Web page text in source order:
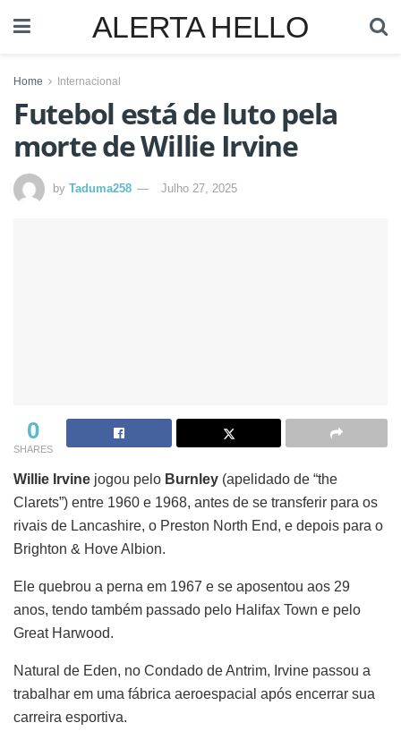
ALERTA HELLO
Home Internacional
Futebol está de luto pela
morte de Willie Irvine
by Taduma258 Julho 27, 2025
0
SHARES
Willie Irvine jogou pelo Burnley (apelidado de “the
Clarets”) entre 1960 e 1968, antes de se transferir para os
rivais de Lancashire, o Preston North End, e depois para o
Brighton & Hove Albion.
Ele quebrou a perna em 1967 e se aposentou aos 29
anos, tendo também passado pelo Halifax Town e pelo
Great Harwood.
Natural de Eden, no Condado de Antrim, Irvine passou a
trabalhar em uma fábrica aeroespacial após encerrar sua
carreira esportiva.